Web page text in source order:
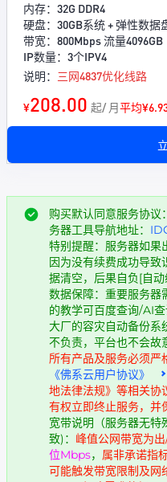
内存：32G DDR4
硬盘：30GB系统 + 弹性数据
带宽：800Mbps 流量4096GB
IP数量：3个IPV4
说明： 三网4837优化线路
¥208.00 起/ 月平均
购买默认同意服务协议：
务器工具导航地址：
特别提醒：服务器如果
因为没有续费成功导
据清空，后果自负[自
数据保障：重要服务器
的教学可百度查询/AI
大厂的容灾自动备份系
不负责，平台也不会故
所有产品及服务必须严
《佛系云用户协议》
地法律法规》等相关协
有权立即终止服务，并
宽带说明（服务器无特
致)： 峰值公网带宽为
位Mbps， 属非承诺指
可能触发带宽限制及网